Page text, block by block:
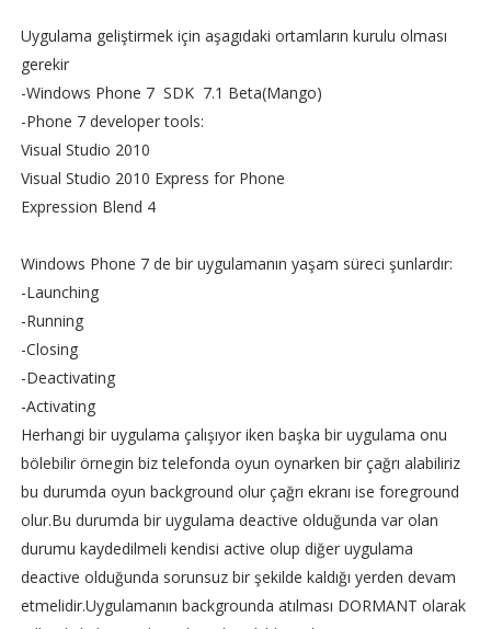
Uygulama geliştirmek için aşagıdaki ortamların kurulu olması
gerekir
-Windows Phone 7 SDK 7.1 Beta(Mango)
-Phone 7 developer tools:
Visual Studio 2010
Visual Studio 2010 Express for Phone
Expression Blend 4
Windows Phone 7 de bir uygulamanın yaşam süreci şunlardır:
-Launching
-Running
-Closing
-Deactivating
-Activating
Herhangi bir uygulama çalışıyor iken başka bir uygulama onu
bölebilir örnegin biz telefonda oyun oynarken bir çağrı alabiliriz
bu durumda oyun background olur çağrı ekranı ise foreground
olur.Bu durumda bir uygulama deactive olduğunda var olan
durumu kaydedilmeli kendisi active olup diğer uygulama
deactive olduğunda sorunsuz bir şekilde kaldığı yerden devam
etmelidir.Uygulamanın backgrounda atılması DORMANT olarak